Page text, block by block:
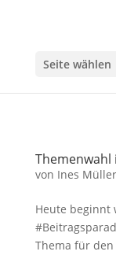
Seite wählen
Themenwahl
von Ines
Heute beginnt
Thema für den